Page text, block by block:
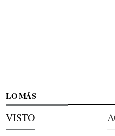
LO MÁS
VISTO